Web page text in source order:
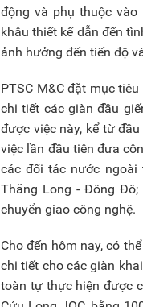
động và phụ thuộc
khâu thiết kế dẫn đến
ảnh hưởng đến tiến độ
PTSC M&C đặt mục
chi tiết các giàn đầu
được việc này, kể từ
việc lần đầu tiên đưa
các đối tác nước
Thăng Long - Đông Đô;
chuyển giao công nghệ.
Cho đến hôm nay, có
chi tiết cho các giàn
toàn tự thực hiện được